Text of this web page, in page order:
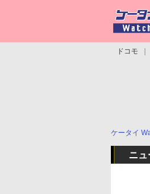
ドコモ
ケータイ
ニュ